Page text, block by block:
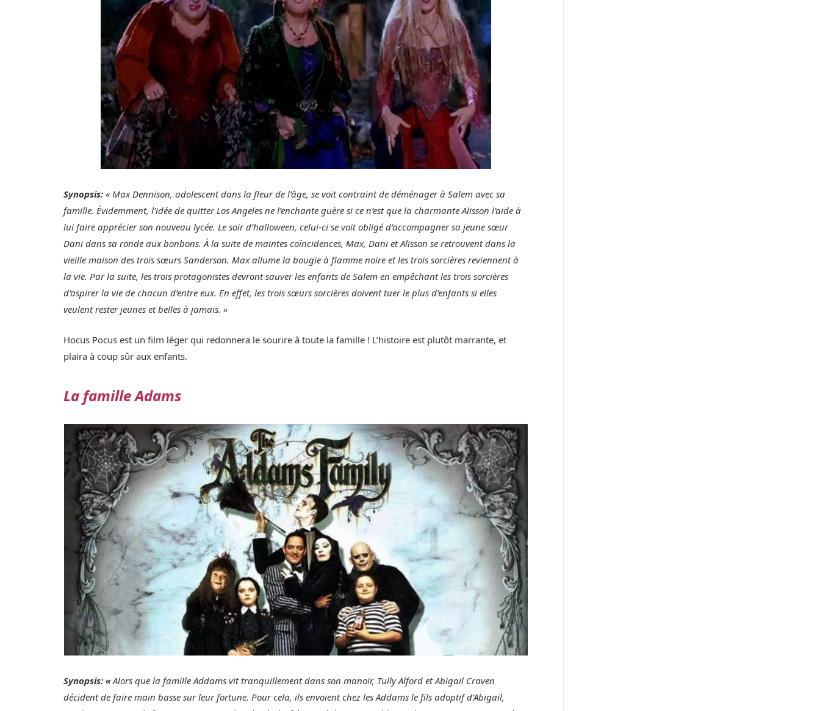
Synopsis:« Max Dennison, adolescent dans la fleur de l’âge, se voit contraint de déménager à Salem avec sa
famille. Évidemment, l’idée de quitter Los Angeles ne l’enchante guère si ce n’est que la charmante Alisson l’aide à
lui faire apprécier son nouveau lycée. Le soir d’halloween, celui-ci se voit obligé d’accompagner sa jeune sœur
Dani dans sa ronde aux bonbons. À la suite de maintes coïncidences, Max, Dani et Alisson se retrouvent dans la
vieille maison des trois sœurs Sanderson. Max allume la bougie à flamme noire et les trois sorcières reviennent à
la vie. Par la suite, les trois protagonistes devront sauver les enfants de Salem en empêchant les trois sorcières
d’aspirer la vie de chacun d’entre eux. En effet, les trois sœurs sorcières doivent tuer le plus d’enfants si elles
veulent rester jeunes et belles à jamais. »
Hocus Pocus est un film léger qui redonnera le sourire à toute la famille ! L’histoire est plutôt marrante, et
plaira à coup sûr aux enfants.
La famille Adams
Synopsis: «Alors que la famille Addams vit tranquillement dans son manoir, Tully Alford et Abigail Craven
décident de faire main basse sur leur fortune. Pour cela, ils envoient chez les Addams le fils adoptif d’Abigail,